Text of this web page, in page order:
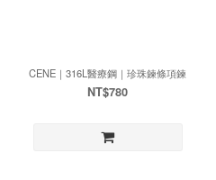
CENE｜316L醫療鋼｜珍珠鍊條項鍊
NT$780